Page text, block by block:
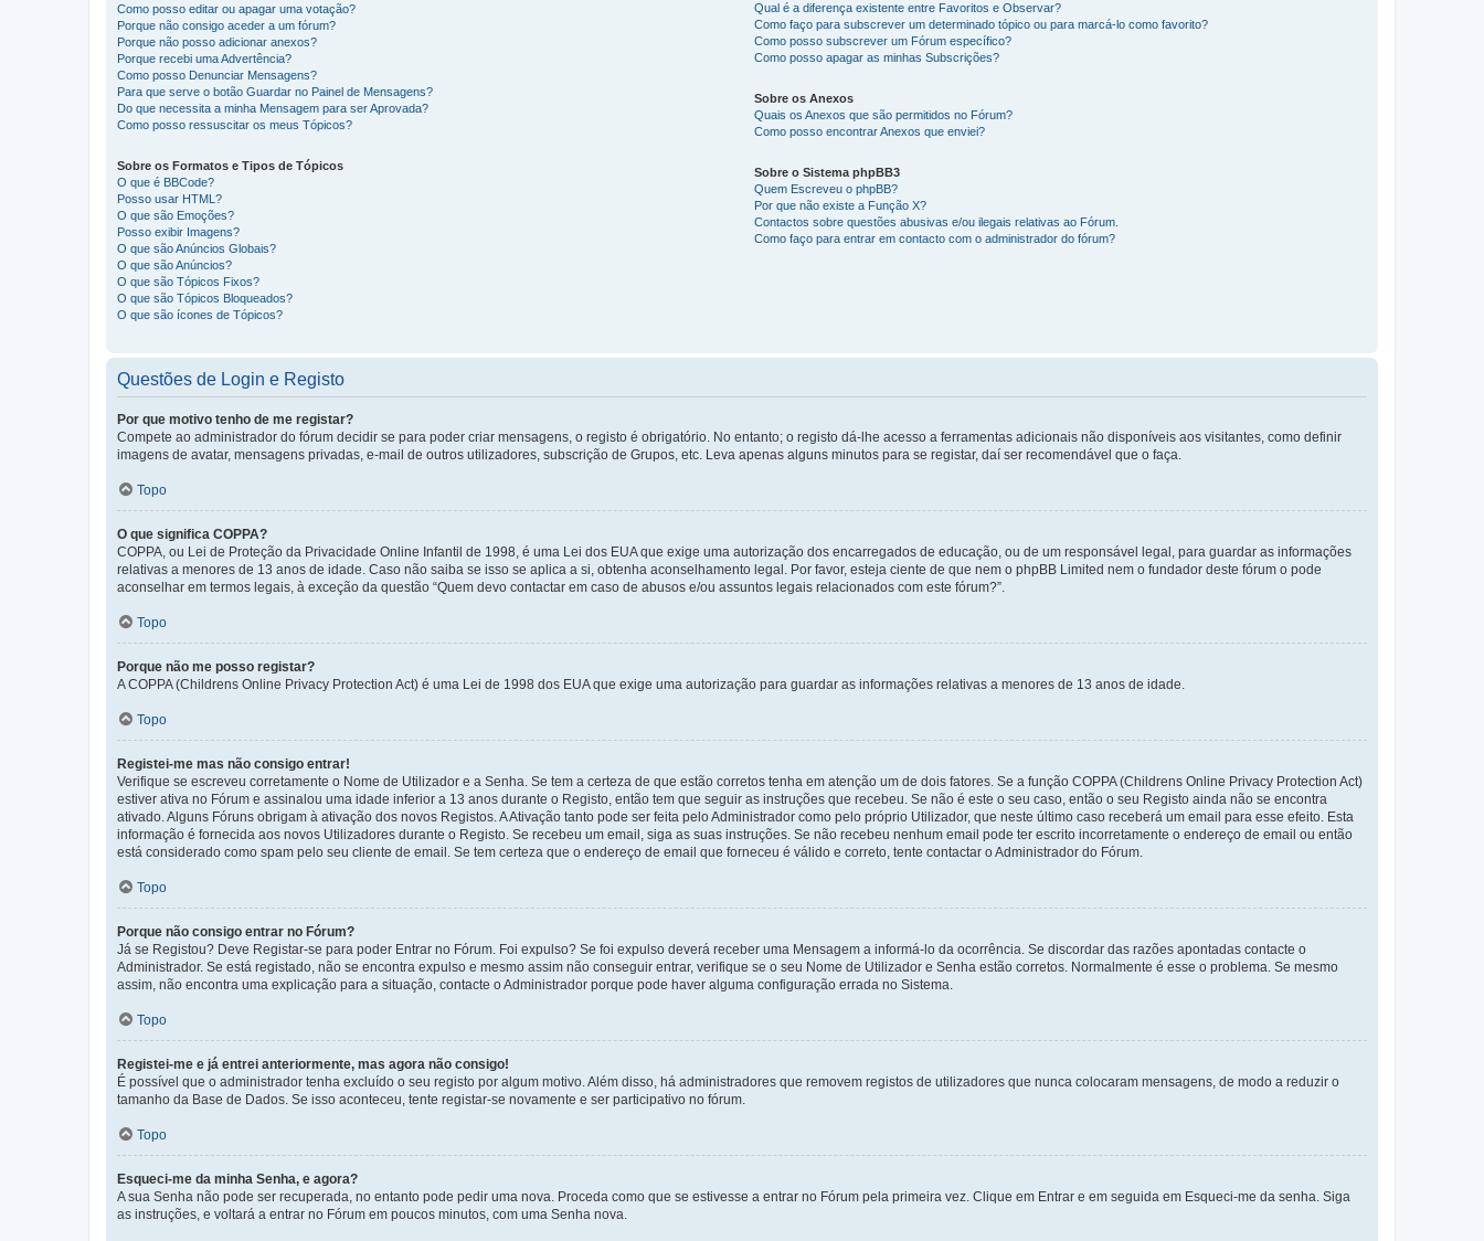
Como posso editar ou apagar uma votação?
Porque não consigo aceder a um fórum?
Porque não posso adicionar anexos?
Porque recebi uma Advertência?
Como posso Denunciar Mensagens?
Para que serve o botão Guardar no Painel de Mensagens?
Do que necessita a minha Mensagem para ser Aprovada?
Como posso ressuscitar os meus Tópicos?
Sobre os Formatos e Tipos de Tópicos
O que é BBCode?
Posso usar HTML?
O que são Emoções?
Posso exibir Imagens?
O que são Anúncios Globais?
O que são Anúncios?
O que são Tópicos Fixos?
O que são Tópicos Bloqueados?
O que são ícones de Tópicos?
Qual é a diferença existente entre Favoritos e Observar?
Como faço para subscrever um determinado tópico ou para marcá-lo como favorito?
Como posso subscrever um Fórum específico?
Como posso apagar as minhas Subscrições?
Sobre os Anexos
Quais os Anexos que são permitidos no Fórum?
Como posso encontrar Anexos que enviei?
Sobre o Sistema phpBB3
Quem Escreveu o phpBB?
Por que não existe a Função X?
Contactos sobre questões abusivas e/ou ilegais relativas ao Fórum.
Como faço para entrar em contacto com o administrador do fórum?
Questões de Login e Registo
Por que motivo tenho de me registar?
Compete ao administrador do fórum decidir se para poder criar mensagens, o registo é obrigatório. No entanto; o registo dá-lhe acesso a ferramentas adicionais não disponíveis aos visitantes, como definir
imagens de avatar, mensagens privadas, e-mail de outros utilizadores, subscrição de Grupos, etc. Leva apenas alguns minutos para se registar, daí ser recomendável que o faça.
Topo
O que significa COPPA?
COPPA, ou Lei de Proteção da Privacidade Online Infantil de 1998, é uma Lei dos EUA que exige uma autorização dos encarregados de educação, ou de um responsável legal, para guardar as informações
relativas a menores de 13 anos de idade. Caso não saiba se isso se aplica a si, obtenha aconselhamento legal. Por favor, esteja ciente de que nem o phpBB Limited nem o fundador deste fórum o pode
aconselhar em termos legais, à exceção da questão “Quem devo contactar em caso de abusos e/ou assuntos legais relacionados com este fórum?”.
Topo
Porque não me posso registar?
A COPPA (Childrens Online Privacy Protection Act) é uma Lei de 1998 dos EUA que exige uma autorização para guardar as informações relativas a menores de 13 anos de idade.
Topo
Registei-me mas não consigo entrar!
Verifique se escreveu corretamente o Nome de Utilizador e a Senha. Se tem a certeza de que estão corretos tenha em atenção um de dois fatores. Se a função COPPA (Childrens Online Privacy Protection Act)
estiver ativa no Fórum e assinalou uma idade inferior a 13 anos durante o Registo, então tem que seguir as instruções que recebeu. Se não é este o seu caso, então o seu Registo ainda não se encontra
ativado. Alguns Fóruns obrigam à ativação dos novos Registos. A Ativação tanto pode ser feita pelo Administrador como pelo próprio Utilizador, que neste último caso receberá um email para esse efeito. Esta
informação é fornecida aos novos Utilizadores durante o Registo. Se recebeu um email, siga as suas instruções. Se não recebeu nenhum email pode ter escrito incorretamente o endereço de email ou então
está considerado como spam pelo seu cliente de email. Se tem certeza que o endereço de email que forneceu é válido e correto, tente contactar o Administrador do Fórum.
Topo
Porque não consigo entrar no Fórum?
Já se Registou? Deve Registar-se para poder Entrar no Fórum. Foi expulso? Se foi expulso deverá receber uma Mensagem a informá-lo da ocorrência. Se discordar das razões apontadas contacte o
Administrador. Se está registado, não se encontra expulso e mesmo assim não conseguir entrar, verifique se o seu Nome de Utilizador e Senha estão corretos. Normalmente é esse o problema. Se mesmo
assim, não encontra uma explicação para a situação, contacte o Administrador porque pode haver alguma configuração errada no Sistema.
Topo
Registei-me e já entrei anteriormente, mas agora não consigo!
É possível que o administrador tenha excluído o seu registo por algum motivo. Além disso, há administradores que removem registos de utilizadores que nunca colocaram mensagens, de modo a reduzir o
tamanho da Base de Dados. Se isso aconteceu, tente registar-se novamente e ser participativo no fórum.
Topo
Esqueci-me da minha Senha, e agora?
A sua Senha não pode ser recuperada, no entanto pode pedir uma nova. Proceda como que se estivesse a entrar no Fórum pela primeira vez. Clique em Entrar e em seguida em Esqueci-me da senha. Siga
as instruções, e voltará a entrar no Fórum em poucos minutos, com uma Senha nova.